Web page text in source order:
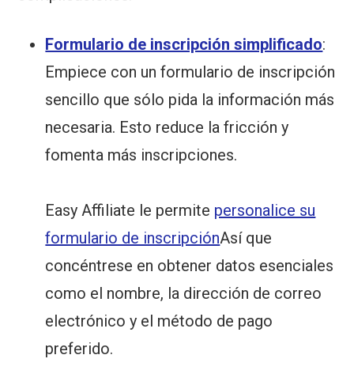
Formulario de inscripción simplificado:
Empiece con un formulario de inscripción
sencillo que sólo pida la información más
necesaria. Esto reduce la fricción y
fomenta más inscripciones.
Easy Affiliate le permite personalice su
formulario de inscripciónAsí que
concéntrese en obtener datos esenciales
como el nombre, la dirección de correo
electrónico y el método de pago
preferido.